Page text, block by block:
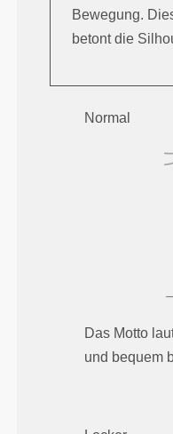
Bewegung.
betont die
Normal
Das Motto
und bequem